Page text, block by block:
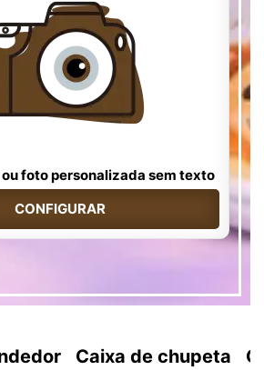
foto personalizada sem texto
CONFIGURAR
Caixa de chupeta